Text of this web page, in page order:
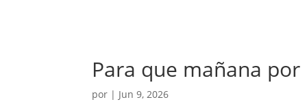
Para que mañana por
por | Jun 9, 2026